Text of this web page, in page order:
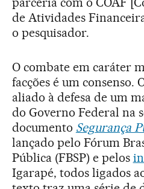
de Atividades
o pesquisador.
O combate em caráter
facções é um consenso.
aliado à defesa de um
do Governo Federal na
documento Segurança
lançado pelo Fórum
Pública (FBSP) e pelos
Igarapé, todos ligados